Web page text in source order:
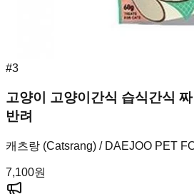
#3
고양이 고양이간식 습식간식
반려
캐츠랑 (Catsrang) / DAEJOO PET
7,100원